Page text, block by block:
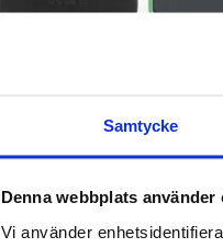
Samtycke
Denna webbplats använder
Vi använder